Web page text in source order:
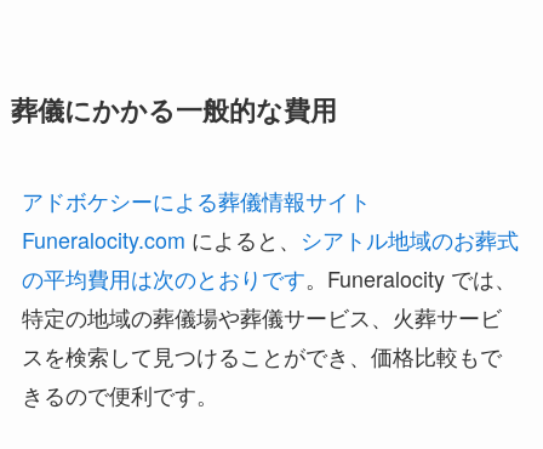
葬儀にかかる一般的な費用
アドボケシーによる葬儀情報サイト
Funeralocity.com によると、 シアトル地域のお葬式
の平均費用は次のとおりです。Funeralocity では、
特定の地域の葬儀場や葬儀サービス、火葬サービ
スを検索して見つけることができ、価格比較もで
きるので便利です。